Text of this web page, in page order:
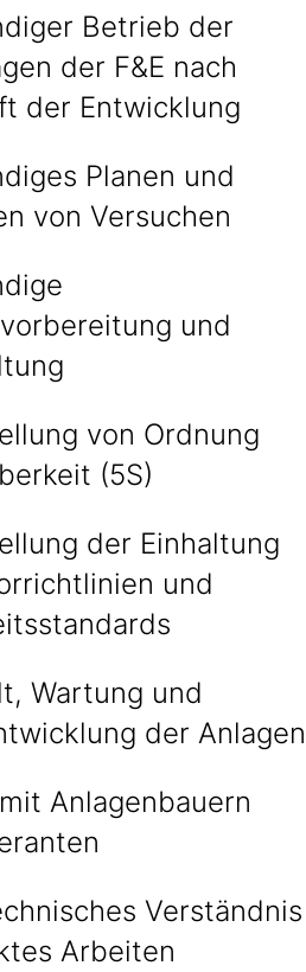
Betrieb der
der F&E nach
der Entwicklung
Planen und
von Versuchen
und
von Ordnung
(5S)
der Einhaltung
und
Wartung und
der Anlagen
Anlagenbauern
Verständnis
Arbeiten